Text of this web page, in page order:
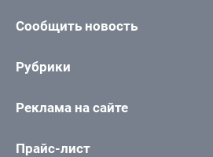
Сообщить новость
Рубрики
Реклама на сайте
Прайс-лист